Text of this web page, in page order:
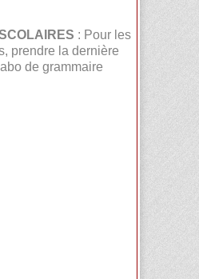
: Pour les
prendre la dernière
de grammaire